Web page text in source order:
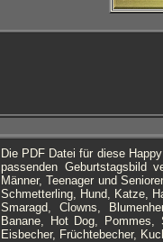
Die PDF Datei für diese
passenden Geburtstagsbild
Männer, Teenager und
Schmetterling, Hund, Katze,
Smaragd, Clowns,
Banane, Hot Dog,
Eisbecher, Früchtebecher,